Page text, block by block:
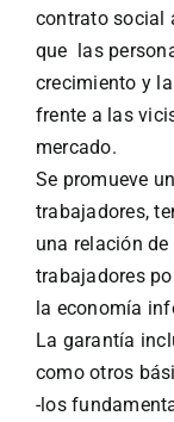
contrato social
que las
crecimiento y
frente a las
mercado.
Se promueve
trabajadores,
una relación
trabajadores
la economía
La garantía
como otros
-los